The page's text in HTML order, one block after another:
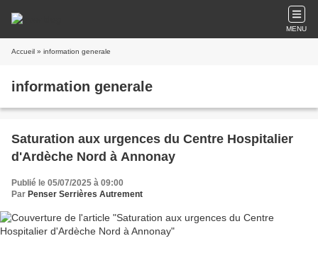
MENU
Accueil » information generale
information generale
Saturation aux urgences du Centre Hospitalier
d'Ardèche Nord à Annonay
Publié le 05/07/2025 à 09:00
Par Penser Serrières Autrement